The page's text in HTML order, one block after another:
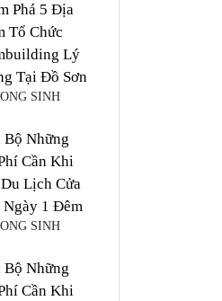
Phá 5 Địa
Tổ Chức
Lý
Tại Đồ Sơn
SINH
Bộ Những
Cần Khi
Lịch Cửa
Ngày 1 Đêm
SINH
Bộ Những
Cần Khi